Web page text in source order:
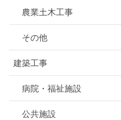
農業土木工事
その他
建築工事
病院・福祉施設
公共施設